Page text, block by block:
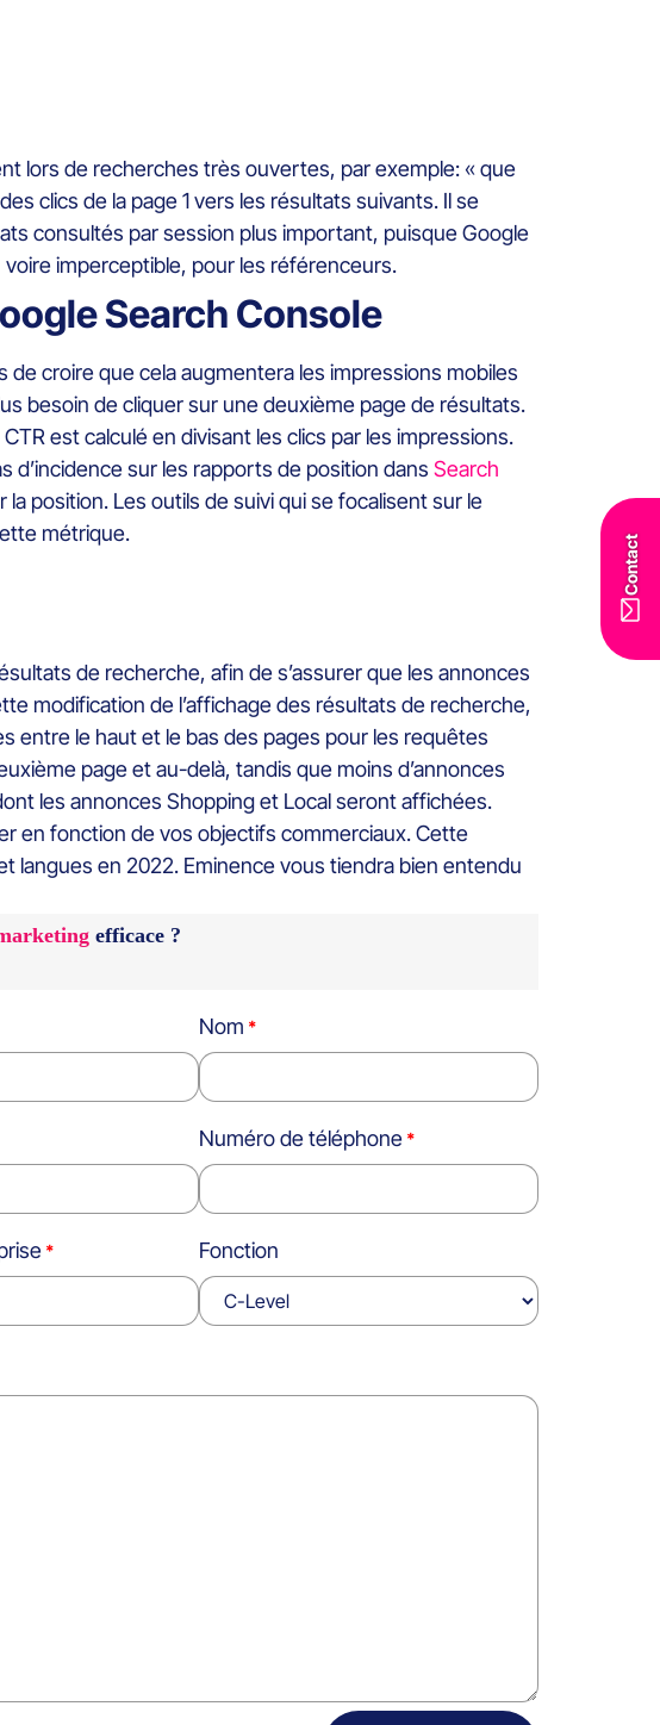
Contact
lors de recherches très ouvertes, par exemple: « que
clics de la page 1 vers les résultats suivants. Il se
consultés par session plus important, puisque Google
voire imperceptible, pour les référenceurs.
Search Console
de croire que cela augmentera les impressions mobiles
besoin de cliquer sur une deuxième page de résultats.
est calculé en divisant les clics par les impressions.
d’incidence sur les rapports de position dans Search
position. Les outils de suivi qui se focalisent sur le
métrique.
de recherche, afin de s’assurer que les annonces
modification de l’affichage des résultats de recherche,
entre le haut et le bas des pages pour les requêtes
page et au-delà, tandis que moins d’annonces
les annonces Shopping et Local seront affichées.
en fonction de vos objectifs commerciaux. Cette
langues en 2022. Eminence vous tiendra bien entendu
efficace ?
Nom
Numéro de téléphone
Fonction